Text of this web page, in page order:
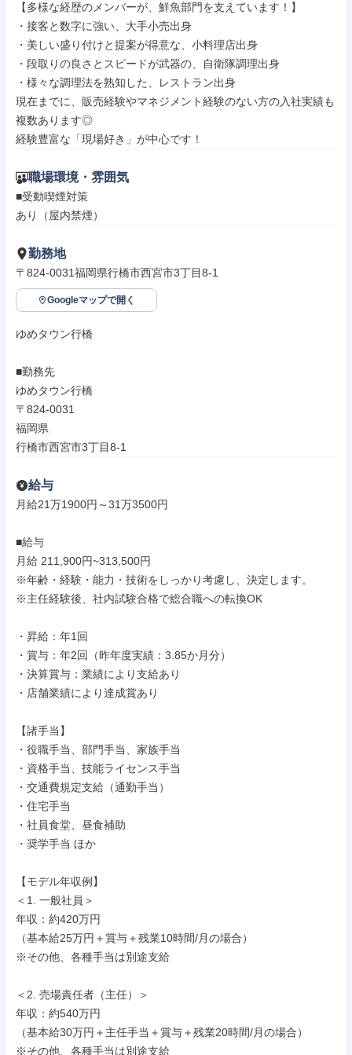
【多様な経歴のメンバーが、鮮魚部門を支えています！】
・接客と数字に強い、大手小売出身
・美しい盛り付けと提案が得意な、小料理店出身
・段取りの良さとスピードが武器の、自衛隊調理出身
・様々な調理法を熟知した、レストラン出身
現在までに、販売経験やマネジメント経験のない方の入社実績も
複数あります◎
経験豊富な「現場好き」が中心です！
職場環境・雰囲気
■受動喫煙対策
あり（屋内禁煙）
勤務地
〒824-0031福岡県行橋市西宮市3丁目8-1
Googleマップで開く
ゆめタウン行橋
■勤務先
ゆめタウン行橋
〒824-0031
福岡県
行橋市西宮市3丁目8-1
給与
月給21万1900円～31万3500円
■給与
月給 211,900円~313,500円
※年齢・経験・能力・技術をしっかり考慮し、決定します。
※主任経験後、社内試験合格で総合職への転換OK
・昇給：年1回
・賞与：年2回（昨年度実績：3.85か月分）
・決算賞与：業績により支給あり
・店舗業績により達成賞あり
【諸手当】
・役職手当、部門手当、家族手当
・資格手当、技能ライセンス手当
・交通費規定支給（通勤手当）
・住宅手当
・社員食堂、昼食補助
・奨学手当 ほか
【モデル年収例】
＜1. 一般社員＞
年収：約420万円
（基本給25万円＋賞与＋残業10時間/月の場合）
※その他、各種手当は別途支給
＜2. 売場責任者（主任）＞
年収：約540万円
（基本給30万円＋主任手当＋賞与＋残業20時間/月の場合）
※その他、各種手当は別途支給